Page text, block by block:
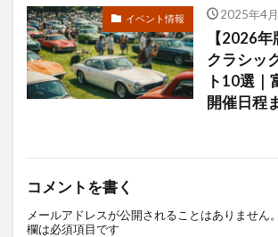
イベント情報 2025年4
【2026
クラシッ
ト10選｜
開催日程
コメントを書く
メールアドレスが公開されることはありません。
欄は必須項目です